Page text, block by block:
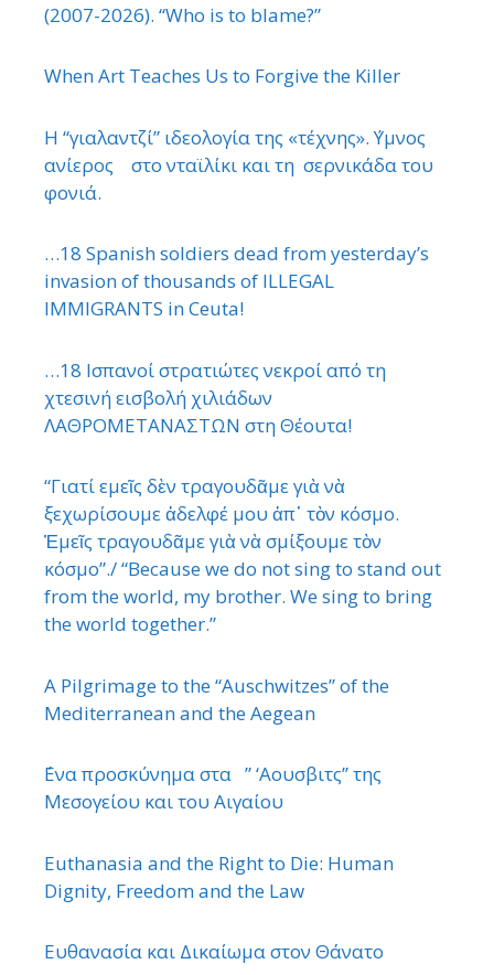
(2007-2026). “Who is to blame?”
When Art Teaches Us to Forgive the Killer
Η “γιαλαντζί” ιδεολογία της «τέχνης». ΄Υμνος
ανίερος στο νταϊλίκι και τη σερνικάδα του
φονιά.
…18 Spanish soldiers dead from yesterday’s
invasion of thousands of ILLEGAL
IMMIGRANTS in Ceuta!
…18 Ισπανοί στρατιώτες νεκροί από τη
χτεσινή εισβολή χιλιάδων
ΛΑΘΡΟΜΕΤΑΝΑΣΤΩΝ στη Θέουτα!
“Γιατί εμεῖς δὲν τραγουδᾶμε γιὰ νὰ
ξεχωρίσουμε ἀδελφέ μου ἀπ᾿ τὸν κόσμο.
Ἐμεῖς τραγουδᾶμε γιὰ νὰ σμίξουμε τὸν
κόσμο”./ “Because we do not sing to stand out
from the world, my brother. We sing to bring
the world together.”
A Pilgrimage to the “Auschwitzes” of the
Mediterranean and the Aegean
΄Ενα προσκύνημα στα ” ‘Αουσβιτς” της
Μεσογείου και του Αιγαίου
Euthanasia and the Right to Die: Human
Dignity, Freedom and the Law
Ευθανασία και Δικαίωμα στον Θάνατο